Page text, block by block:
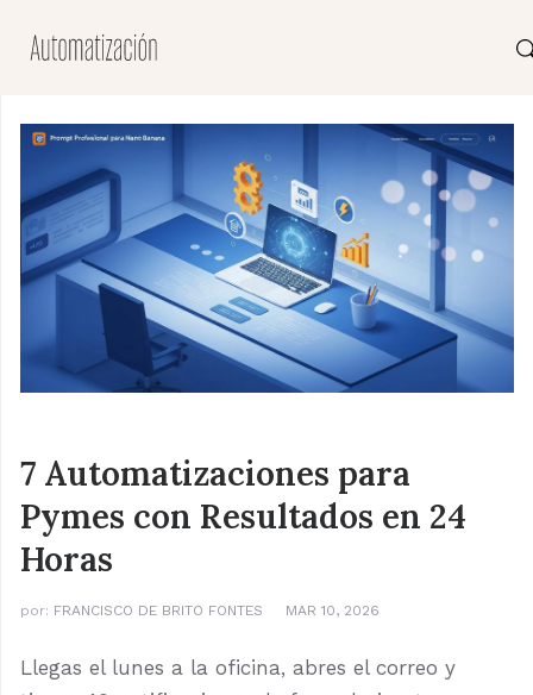
7 Automatizaciones para
Pymes con Resultados en 24
Horas
por: FRANCISCO DE BRITO FONTES MAR 10, 2026
Llegas el lunes a la oficina, abres el correo y